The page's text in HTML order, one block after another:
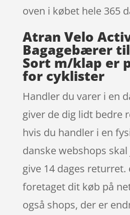
oven i købet hele 365
Atran Velo
Bagagebærer til
Sort m/klap er
for cyklister
Handler du varer i en
giver de dig lidt bedre
hvis du handler i en
danske webshops
give 14 dages
foretaget dit køb på
også shops, der er